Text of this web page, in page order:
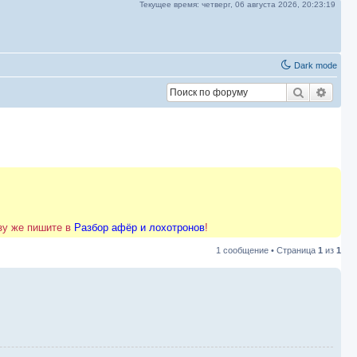
Текущее время: четверг, 06 августа 2026, 20:23:19
Dark mode
Поиск
же пишите в Разбор афёр и лохотронов!
1 сообщение • Страница 1 из 1